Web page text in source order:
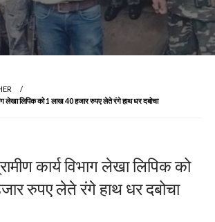
लेखा लिपिक को 1 लाख 40 हजार रुपए लेते रंगे हाथ धर दबोचा
कार्य विभाग लेखा लिपिक को
रुपए लेते रंगे हाथ धर दबोचा